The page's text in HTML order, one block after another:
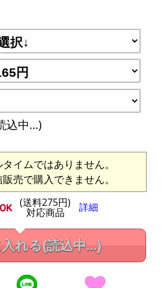
込中...)
イムではありません。
売で購入できません。
(送料275円)
対応商品 詳細
れる(読込中...)